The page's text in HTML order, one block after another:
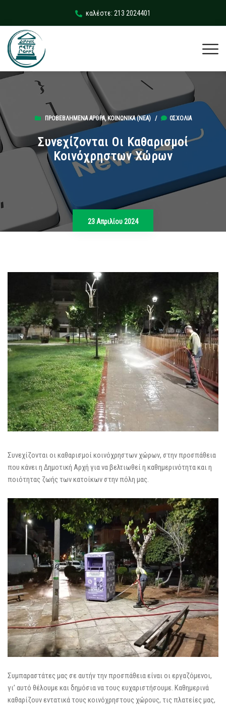
καλέστε: 213 2024401
ΠΡΟΒΕΒΛΗΜΈΝΑ ΆΡΘΡΑ, ΚΟΙΝΩΝΙΚΆ (ΝΕΑ)/ 0ΣΧΌΛΙΑ
Συνεχίζονται Οι Καθαρισμοί
Κοινόχρηστων Χώρων
23 Απριλίου 2024
Συνεχίζονται οι καθαρισμοί κοινόχρηστων χώρων, στην προσπάθεια
που κάνει η Δημοτική Αρχή για να βελτιωθεί η καθημερινότητα και η
ποιότητας ζωής των κατοίκων στην πόλη μας.
Συμπαραστάτες μας σε αυτήν την προσπάθεια είναι οι εργαζόμενοι,
γι’ αυτό θέλουμε και δημόσια να τους ευχαριστήσουμε. Καθημερινά
καθαρίζουν εντατικά τους κοινόχρηστους χώρους, τις πλατείες μας,